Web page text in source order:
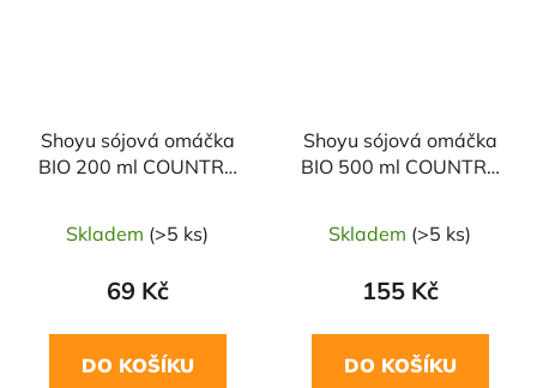
Shoyu sójová omáčka
BIO 200 ml COUNTRY
Skladem (>5 ks)
69 Kč
DO KOŠÍKU
Shoyu sójová omáčka
BIO 500 ml COUNTRY
Skladem (>5 ks)
155 Kč
DO KOŠÍKU